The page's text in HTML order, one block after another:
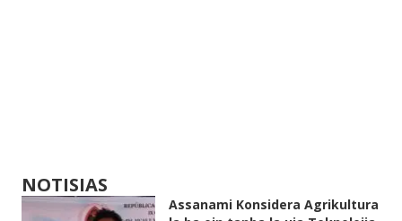
NOTISIAS
Assanami Konsidera Agrikultura